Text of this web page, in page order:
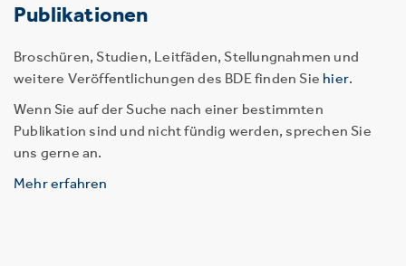
Publikationen
Broschüren, Studien, Leitfäden, Stellungnahmen und
weitere Veröffentlichungen des BDE finden Sie hier.
Wenn Sie auf der Suche nach einer bestimmten
Publikation sind und nicht fündig werden, sprechen Sie
uns gerne an.
Mehr erfahren